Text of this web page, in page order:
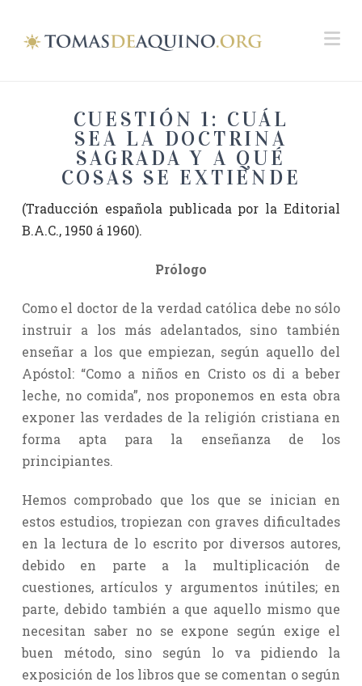
CUESTIÓN 1: CUÁL
SEA LA DOCTRINA
SAGRADA Y A QUÉ
COSAS SE EXTIENDE
(Traducción española publicada por la Editorial
B.A.C., 1950 á 1960).
Prólogo
Como el doctor de la verdad católica debe no sólo
instruir a los más adelantados, sino también
enseñar a los que empiezan, según aquello del
Apóstol: “Como a niños en Cristo os di a beber
leche, no comida”, nos proponemos en esta obra
exponer las verdades de la religión cristiana en
forma apta para la enseñanza de los
principiantes.
Hemos comprobado que los que se inician en
estos estudios, tropiezan con graves dificultades
en la lectura de lo escrito por diversos autores,
debido en parte a la multiplicación de
cuestiones, artículos y argumentos inútiles; en
parte, debido también a que aquello mismo que
necesitan saber no se expone según exige el
buen método, sino según lo va pidiendo la
exposición de los libros que se comentan o según